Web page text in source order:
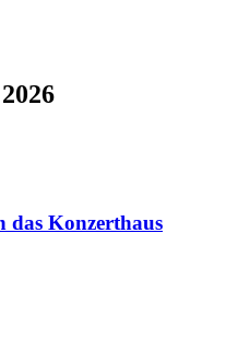
das Konzerthaus